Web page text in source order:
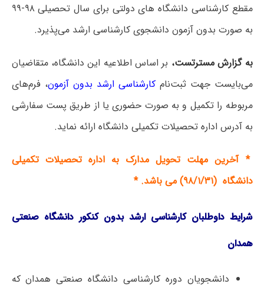
مقطع کارشناسی دانشگاه های دولتی برای سال تحصیلی ۹۸-۹۹
به صورت بدون آزمون دانشجوی کارشناسی ارشد می‌پذیرد.
به گزارش مسترتست، بر اساس اطلاعیه این دانشگاه، متقاضیان
می‌بایست جهت ثبت‌نامکارشناسی ارشد بدون آزمون، فرم‌های
مربوطه را تکمیل و به صورت حضوری یا از طریق پست سفارشی
به آدرس اداره تحصیلات تکمیلی دانشگاه ارائه نماید.
* آخرین مهلت تحویل مدارک به اداره تحصیلات تکمیلی
دانشگاه (۹۸/۱/۳۱) می باشد. *
شرایط داوطلبان کارشناسی ارشد بدون کنکور دانشگاه صنعتی
همدان
دانشجویان دوره کارشناسی دانشگاه صنعتی همدان که